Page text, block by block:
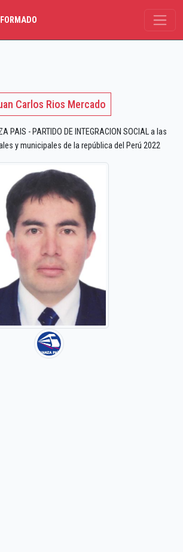
Carlos Rios Mercado
PAIS - PARTIDO DE INTEGRACION SOCIAL a las
y municipales de la república del Perú 2022